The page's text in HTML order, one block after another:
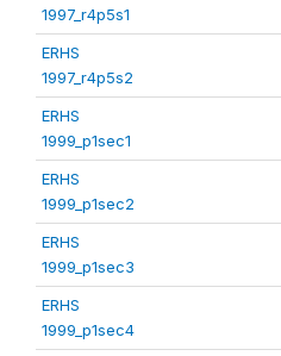
1997_r4p5s1
ERHS
1997_r4p5s2
ERHS
1999_p1sec1
ERHS
1999_p1sec2
ERHS
1999_p1sec3
ERHS
1999_p1sec4